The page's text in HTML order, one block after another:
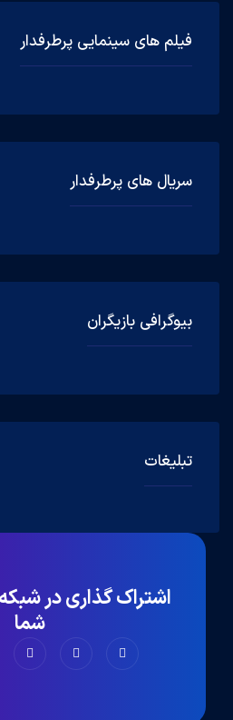
فیلم های سینمایی پرطرفدار
سریال های پرطرفدار
بیوگرافی بازیگران
تبلیغات
اشتراک گذاری در
شما